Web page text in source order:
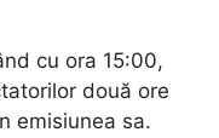
cu ora 15:00,
două ore
emisiunea sa.